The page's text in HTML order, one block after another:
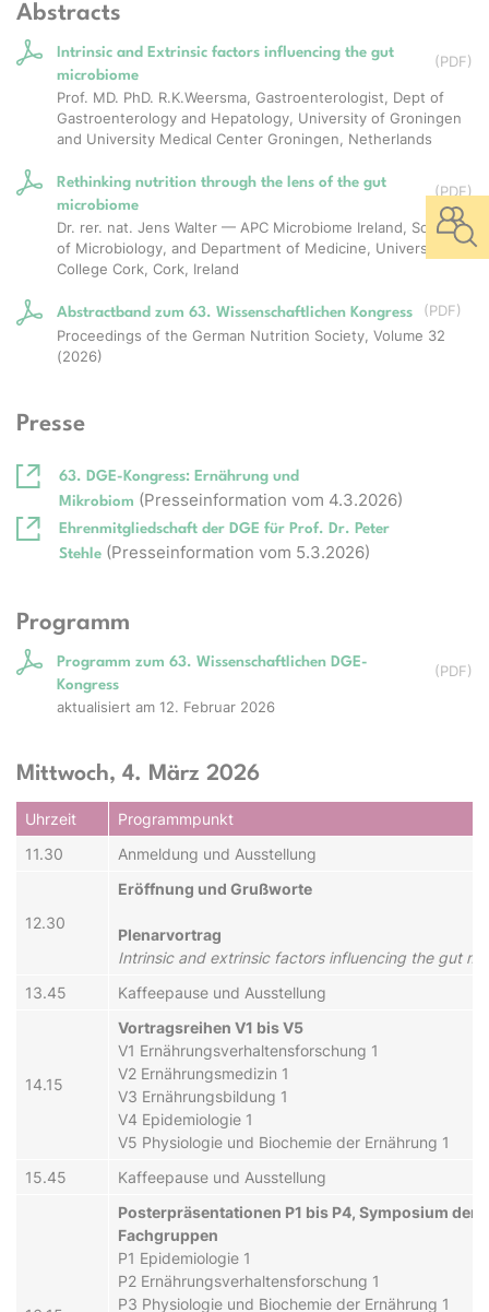
Abstracts
Intrinsic and Extrinsic factors influencing the gut
microbiome
(PDF)
Prof. MD. PhD. R.K.Weersma, Gastroenterologist, Dept of
Gastroenterology and Hepatology, University of Groningen
and University Medical Center Groningen, Netherlands
Rethinking nutrition through the lens of the gut
microbiome
(PDF)
Dr. rer. nat. Jens Walter — APC Microbiome Ireland, School
of Microbiology, and Department of Medicine, University
College Cork, Cork, Ireland
Abstractband zum 63. Wissenschaftlichen Kongress (PDF)
Proceedings of the German Nutrition Society, Volume 32
(2026)
Presse
63. DGE-Kongress: Ernährung und
Mikrobiom (Presseinformation vom 4.3.2026)
Ehrenmitgliedschaft der DGE für Prof. Dr. Peter
Stehle (Presseinformation vom 5.3.2026)
Programm
Programm zum 63. Wissenschaftlichen DGE-
Kongress
(PDF)
aktualisiert am 12. Februar 2026
Mittwoch, 4. März 2026
Uhr­zeit
Pro­gramm­punkt
11.30
An­mel­dung und Aus­stel­lung
12.30
Er­öff­nung und Gruß­wor­te
Ple­nar­vor­trag
Intrinsic and extrinsic factors influencing the gut
13.45
Kaf­fee­pau­se und Aus­stel­lung
14.15
Vor­trags­rei­hen V1 bis V5
V1 Er­nähr­ungs­ver­hal­tens­for­schung 1
V2 Er­nähr­ungs­me­di­zin 1
V3 Er­nähr­ungs­bil­dung 1
V4 E­pi­de­mi­o­lo­gie 1
V5 Phy­si­o­lo­gie und Bi­o­che­mie der Er­nähr­ung 1
15.45
Kaf­fee­pau­se und Aus­stel­lung
Po­ster­prä­sen­ta­tio­nen P1 bis P4, Symposium der
Fachgruppen
P1 E­pi­de­mi­o­lo­gie 1
P2 Er­nähr­ungs­ver­hal­tens­for­schung 1
P3 Phy­si­o­lo­gie und Bi­o­che­mie der Er­nähr­ung 1